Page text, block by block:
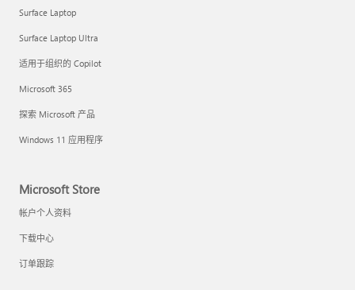
Surface Laptop
Surface Laptop Ultra
适用于组织的 Copilot
Microsoft 365
探索 Microsoft 产品
Windows 11 应用程序
Microsoft Store
帐户个人资料
下载中心
订单跟踪